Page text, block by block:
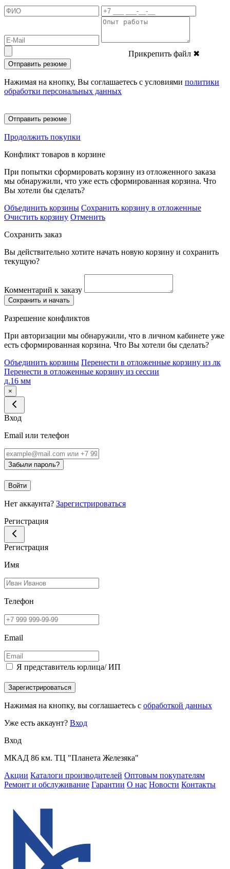
Прикрепить файл ✖
Отправить резюме
Нажимая на кнопку, Вы соглашаетесь с условиями политики
обработки персональных данных
Отправить резюме
Продолжить покупки
Конфликт товаров в корзине
При попытки сформировать корзину из отложенного заказа
мы обнаружили, что уже есть сформированная корзина. Что
Вы хотели бы сделать?
Объединить корзины Сохранить корзину в отложенные
Очистить корзину Отменить
Сохранить заказ
Вы действительно хотите начать новую корзину и сохранить
текущую?
Комментарий к заказу
Сохранить и начать
Разрешение конфликтов
При авторизации мы обнаружили, что в личном кабинете уже
есть сформированная корзина. Что Вы хотели бы сделать?
Объединить корзины Перенести в отложенные корзину из лк
Перенести в отложенные корзину из сессии
д.16 мм
×
Вход
Email или телефон
Забыли пароль?
Войти
Нет аккаунта? Зарегистрироваться
Регистрация
Регистрация
Имя
Телефон
Email
Я представитель юрлица/ ИП
Зарегистрироваться
Нажимая на кнопку, вы соглашаетесь с обработкой данных
Уже есть аккаунт? Вход
Вход
МКАД 86 км. ТЦ "Планета Железяка"
Акции Каталоги производителей Оптовым покупателям
Ремонт и обслуживание Гарантии О нас Новости Контакты